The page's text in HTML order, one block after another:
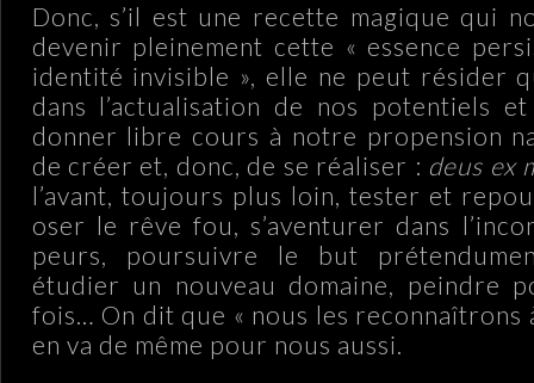
Donc, s’il est une recette magique qui
devenir pleinement cette « essence
identité invisible », elle ne peut résider
dans l’actualisation de nos potentiels
donner libre cours à notre propension
de créer et, donc, de se réaliser : deus ex
l’avant, toujours plus loin, tester et
oser le rêve fou, s’aventurer dans
peurs, poursuivre le but
étudier un nouveau domaine, peindre
fois… On dit que « nous les reconnaîtrons
en va de même pour nous aussi.